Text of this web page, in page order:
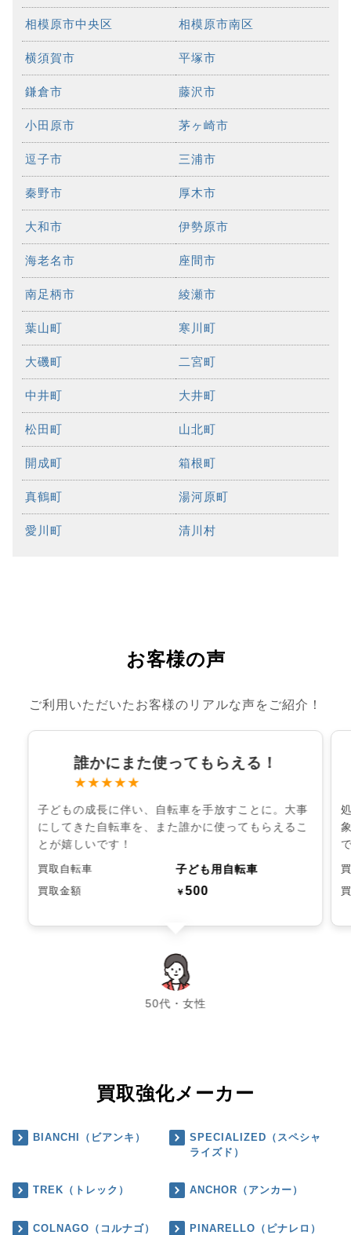
相模原市中央区 相模原市南区
横須賀市 平塚市
鎌倉市 藤沢市
小田原市 茅ヶ崎市
逗子市 三浦市
秦野市 厚木市
大和市 伊勢原市
海老名市 座間市
南足柄市 綾瀬市
葉山町 寒川町
大磯町 二宮町
中井町 大井町
松田町 山北町
開成町 箱根町
真鶴町 湯河原町
愛川町 清川村
お客様の声
ご利用いただいたお客様のリアルな声をご紹介！
誰かにまた使ってもらえる！
★★★★★
子どもの成長に伴い、自転車を手放すことに。大事
にしてきた自転車を、また誰かに使ってもらえるこ
とが嬉しいです！
買取自転車 子ども用自転車
買取金額 ￥500
50代・女性
chevron_left chevron_right
買取強化メーカー
BIANCHI（ビアンキ）
SPECIALIZED（スペシャ
ライズド）
TREK（トレック） ANCHOR（アンカー）
COLNAGO（コルナゴ） PINARELLO（ピナレロ）